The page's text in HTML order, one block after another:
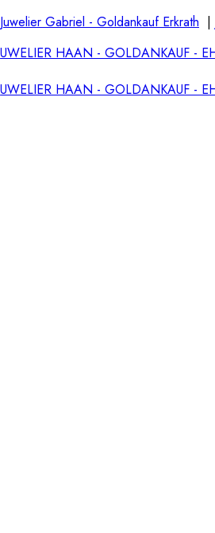
Juwelier Gabriel - Goldankauf Erkrath |